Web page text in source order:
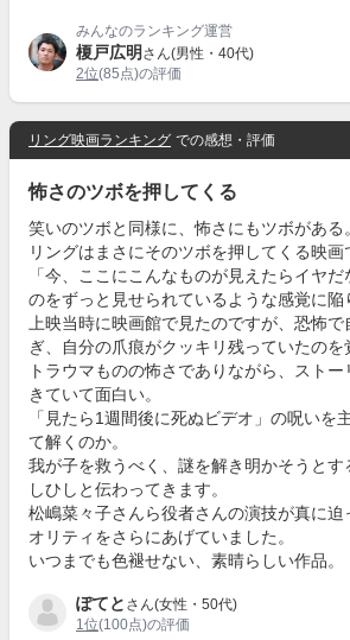
みんなのランキング運営
榎戸広明 さん(男性・40代)
2位(85点)の評価
リング映画ランキング での感想・評価
怖さのツボを押してくる
笑いのツボと同様に、怖さにもツボがある。
リングはまさにそのツボを押してくる映画
「今、ここにこんなものが見えたらイヤ
のをずっと見せられているような感覚に陥
上映当時に映画館で見たのですが、恐怖
ぎ、自分の爪痕がクッキリ残っていたのを
トラウマものの怖さでありながら、スト
きていて面白い。
「見たら1週間後に死ぬビデオ」の呪いを
て解くのか。
我が子を救うべく、謎を解き明かそうとす
しひしと伝わってきます。
松嶋菜々子さんら役者さんの演技が真に迫
オリティをさらにあげていました。
いつまでも色褪せない、素晴らしい作品。
ぽてと さん(女性・50代)
1位(100点)の評価